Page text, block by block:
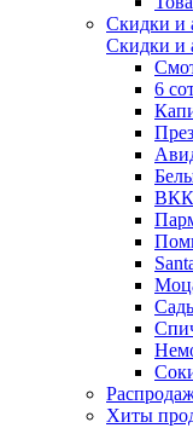
Скидки и
Скидки и
6
ВКК
Хиты